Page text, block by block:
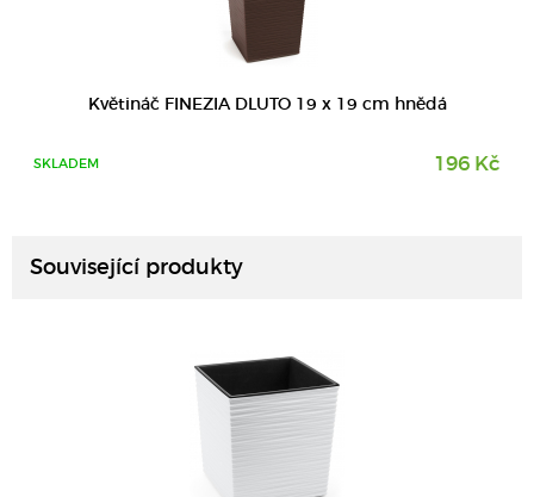
Květináč FINEZIA DLUTO 19 x 19 cm hnědá
SKLADEM 196 Kč
Související produkty